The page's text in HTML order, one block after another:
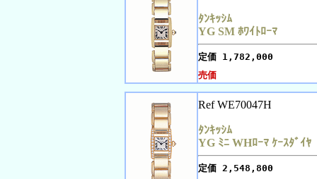
ﾀﾝｷｯｼﾑ
YG SM ﾎﾜｲﾄﾛｰﾏ
定価 1,782,000
売価
Ref WE70047H
ﾀﾝｷｯｼﾑ
YG ﾐﾆ WHﾛｰﾏ ｹｰｽﾀﾞｲﾔ
定価 2,548,800